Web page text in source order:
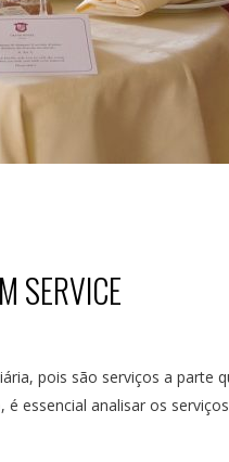
SERVICE
pois são serviços a parte
essencial analisar os serviços